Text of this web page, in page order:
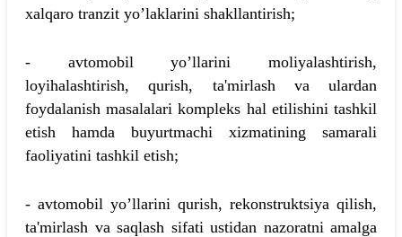
xalqaro tranzit yo’laklarini shakllantirish;
- avtomobil yo’llarini moliyalashtirish,
loyihalashtirish, qurish, ta'mirlash va ulardan
foydalanish masalalari kompleks hal etilishini tashkil
etish hamda buyurtmachi xizmatining samarali
faoliyatini tashkil etish;
- avtomobil yo’llarini qurish, rekonstruktsiya qilish,
ta'mirlash va saqlash sifati ustidan nazoratni amalga